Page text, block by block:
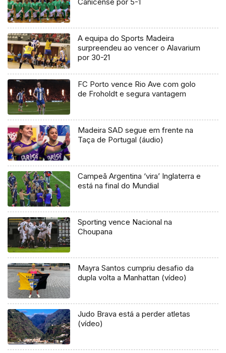
A equipa do Sports Madeira
surpreendeu ao vencer o Alavarium
por 30-21
FC Porto vence Rio Ave com golo
de Froholdt e segura vantagem
Madeira SAD segue em frente na
Taça de Portugal (áudio)
Campeã Argentina ‘vira’ Inglaterra e
está na final do Mundial
Sporting vence Nacional na
Choupana
Mayra Santos cumpriu desafio da
dupla volta a Manhattan (vídeo)
Judo Brava está a perder atletas
(vídeo)